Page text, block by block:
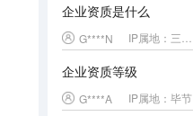
企业资质是什么
G****N IP属地：
企业资质等级
G****A IP属地： 毕节